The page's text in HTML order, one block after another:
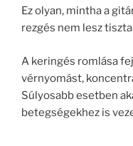
Ez olyan, mintha a
rezgés nem lesz
A keringés romlása
vérnyomást,
Súlyosabb esetben
betegségekhez is